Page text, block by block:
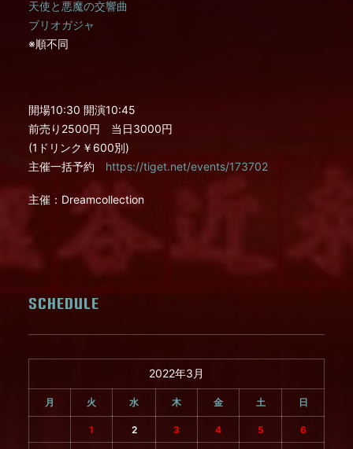
天使と悪魔の交響曲
ブリオガジャ
※順不同
開場10:30 開演10:45
前売り2500円 当日3000円
(1ドリンク￥600別)
主催一括予約 https://tiget.net/events/173702
主催：Dreamcollection
SCHEDULE
2022年3月
月 火 水 木 金 土 日
1 2 3 4 5 6